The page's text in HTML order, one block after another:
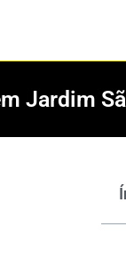
Jardim